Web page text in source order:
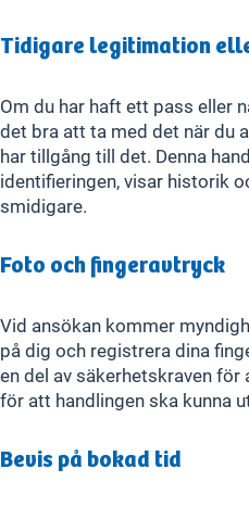
Tidigare legitimation
Om du har haft ett pass eller
det bra att ta med det när du
har tillgång till det. Denna
identifieringen, visar historik
smidigare.
Foto och fingeravtryck
Vid ansökan kommer
på dig och registrera dina
en del av säkerhetskraven
för att handlingen ska kunna
Bevis på bokad tid